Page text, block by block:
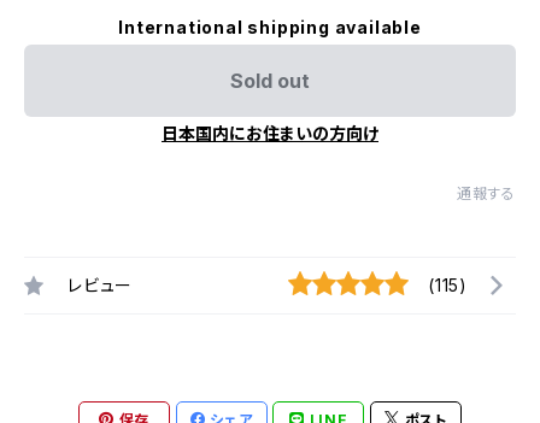
International shipping available
Sold out
日本国内にお住まいの方向け
通報する
レビュー (115)